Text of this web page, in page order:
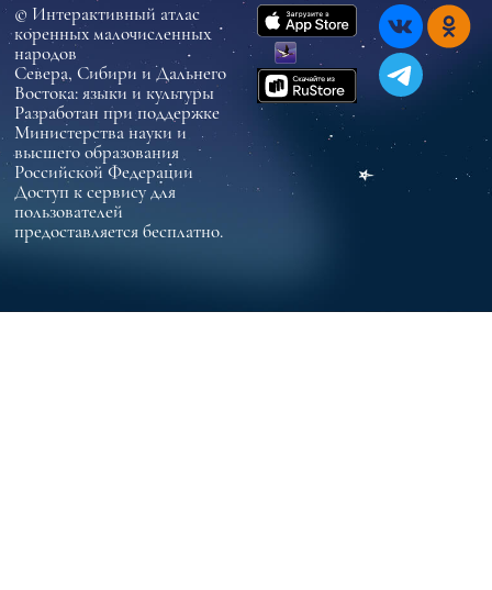
© Интерактивный атлас
коренных малочисленных
народов
Севера, Сибири и Дальнего
Востока: языки и культуры
Разработан при поддержке
Министерства науки и
высшего образования
Российской Федерации
Доступ к сервису для
пользователей
предоставляется бесплатно.